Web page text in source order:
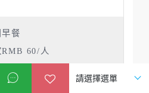
早餐
RMB 60/人